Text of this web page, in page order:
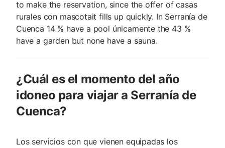
to make the reservation, since the offer of casas
rurales con mascotait fills up quickly. In Serranía de
Cuenca 14 % have a pool únicamente the 43 %
have a garden but none have a sauna.
¿Cuál es el momento del año
idoneo para viajar a Serranía de
Cuenca?
Los servicios con que vienen equipadas los